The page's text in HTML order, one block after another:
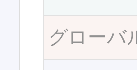
グローバ